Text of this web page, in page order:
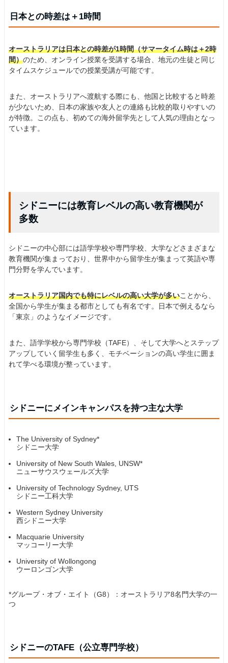
日本との時差は＋1時間
オーストラリアは日本との時差が1時間（サマータイム時は＋2時
間）のため、オンライン授業を受講する場合、地元の生徒と同じ
タイムスケジュールでの授業受講が可能です。
また、オーストラリアへ渡航する際にも、他国と比較すると時差
が少ないため、日本の家族や友人との連絡も比較的取りやすいの
が特徴。この点も、初めての海外留学先として人気の理由となっ
ています。
シドニーには教育レベルの高い教育機関が
多数
シドニーの中心部には語学学校や専門学校、大学などさまざまな
教育機関が集まっており、世界中から留学生が集まって英語や専
門分野を学んでいます。
オーストラリア国内でも特にレベルの高い大学が多いことから、
全国から学生が集まる都市としても有名です。日本で例えるなら
「東京」のようなイメージです。
また、語学学校から専門学校（TAFE）、そして大学へとステップ
アップしていく留学生も多く、モチベーションの高い学生に囲ま
れて学べる環境が整っています。
シドニーにメインキャンパスを持つ主な大学
The University of Sydney*
シドニー大学
University of New South Wales, UNSW*
ニューサウスウェールズ大学
University of Technology Sydney, UTS
シドニー工科大学
Western Sydney University
西シドニー大学
Macquarie University
マッコーリー大学
University of Wollongong
ウーロンゴン大学
*グループ・オブ・エイト（G8）：オーストラリア8名門大学の一
つ
シドニーのTAFE（公立専門学校）